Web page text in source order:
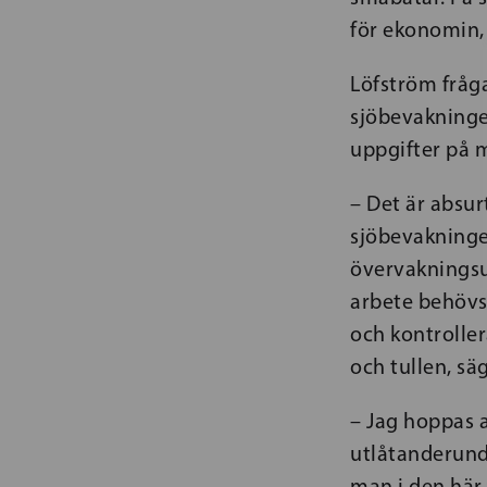
för
Löfström
uppgifter på
– Det är
arbete
och
och tullen,
– Jag hoppas